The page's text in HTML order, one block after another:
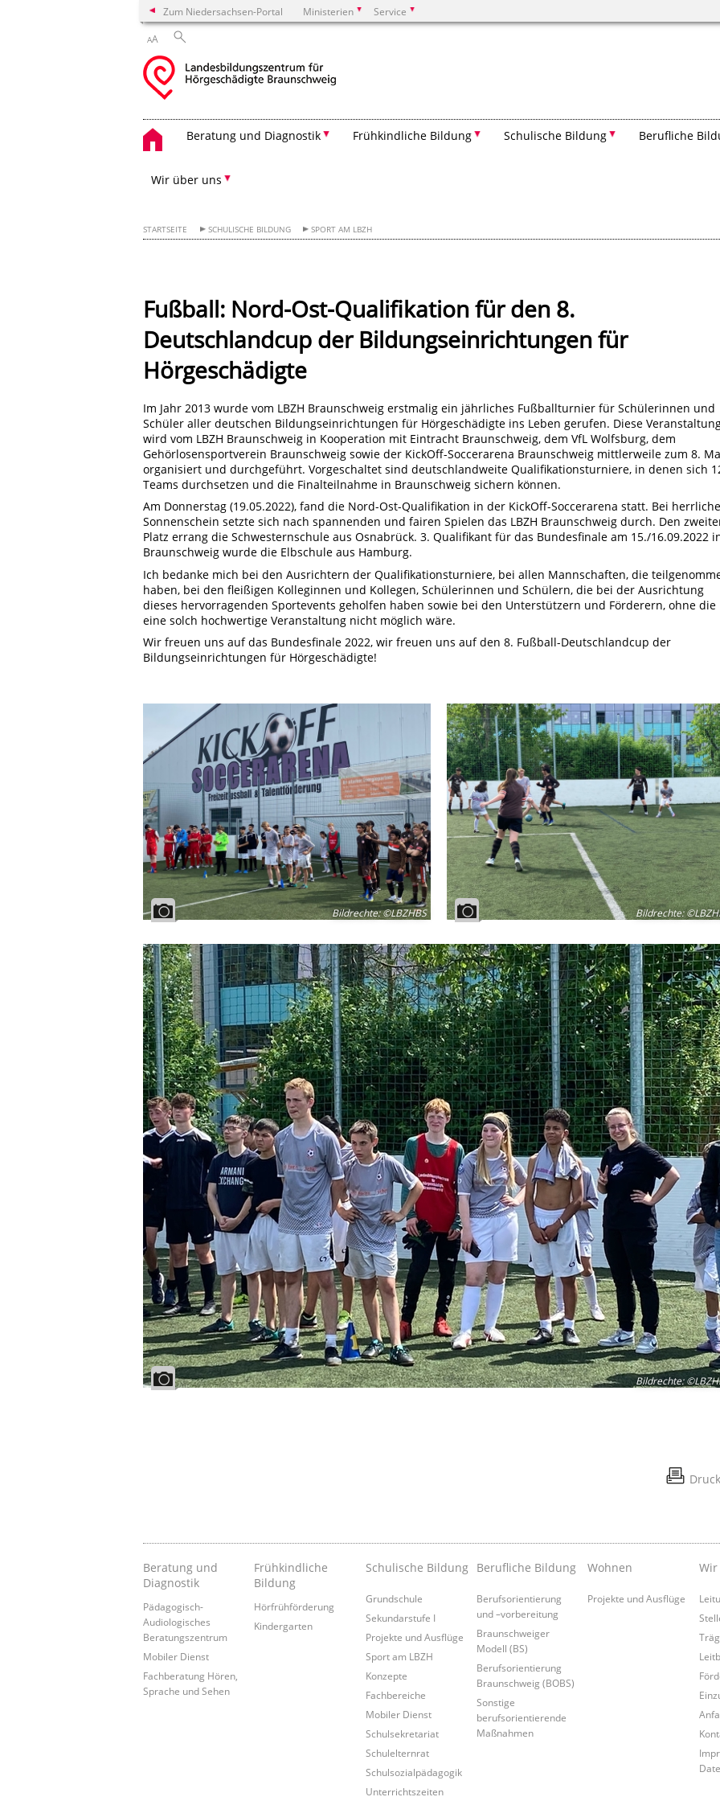
Zum Niedersachsen-Portal Ministerien Service
AA
Beratung und Diagnostik Frühkindliche Bildung Schulische Bildung Berufliche
Wir über uns
STARTSEITE SCHULISCHE BILDUNG SPORT AM LBZH
Fußball: Nord-Ost-Qualifikation für den 8.
Deutschlandcup der Bildungseinrichtungen für
Hörgeschädigte
Im Jahr 2013 wurde vom LBZH Braunschweig erstmalig ein jährliches Fußballturnier für Schülerinnen und
Schüler aller deutschen Bildungseinrichtungen für Hörgeschädigte ins Leben gerufen. Diese
wird vom LBZH Braunschweig in Kooperation mit Eintracht Braunschweig, dem VfL Wolfsburg, dem
Gehörlosensportverein Braunschweig sowie der KickOff-Soccerarena Braunschweig mittlerweile zum 8.
organisiert und durchgeführt. Vorgeschaltet sind deutschlandweite Qualifikationsturniere, in denen sich
Teams durchsetzen und die Finalteilnahme in Braunschweig sichern können.
Am Donnerstag (19.05.2022), fand die Nord-Ost-Qualifikation in der KickOff-Soccerarena statt. Bei
Sonnenschein setzte sich nach spannenden und fairen Spielen das LBZH Braunschweig durch. Den
Platz errang die Schwesternschule aus Osnabrück. 3. Qualifikant für das Bundesfinale am 15./16.09.2022
Braunschweig wurde die Elbschule aus Hamburg.
Ich bedanke mich bei den Ausrichtern der Qualifikationsturniere, bei allen Mannschaften, die
haben, bei den fleißigen Kolleginnen und Kollegen, Schülerinnen und Schülern, die bei der Ausrichtung
dieses hervorragenden Sportevents geholfen haben sowie bei den Unterstützern und Förderern, ohne die
eine solch hochwertige Veranstaltung nicht möglich wäre.
Wir freuen uns auf das Bundesfinale 2022, wir freuen uns auf den 8. Fußball-Deutschlandcup der
Bildungseinrichtungen für Hörgeschädigte!
Bildrechte:©LBZHBS Bildrechte:
Bildrechte:
Beratung und
Diagnostik
Pädagogisch-
Audiologisches
Beratungszentrum
Mobiler Dienst
Fachberatung Hören,
Sprache und Sehen
Frühkindliche
Bildung
Hörfrühförderung
Kindergarten
Schulische Bildung
Grundschule
Sekundarstufe I
Projekte und Ausflüge
Sport am LBZH
Konzepte
Fachbereiche
Mobiler Dienst
Schulsekretariat
Schulelternrat
Schulsozialpädagogik
Unterrichtszeiten
Berufliche Bildung
Berufsorientierung
und –vorbereitung
Braunschweiger
Modell (BS)
Berufsorientierung
Braunschweig (BOBS)
Sonstige
berufsorientierende
Maßnahmen
Wohnen
Projekte und Ausflüge